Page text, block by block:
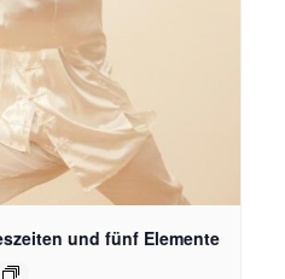
und fünf Elemente